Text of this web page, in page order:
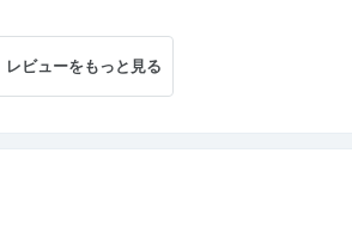
レビューをもっと見る